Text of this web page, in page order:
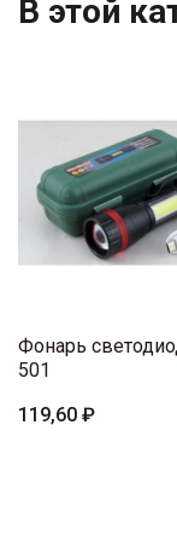
В этой
Фонарь
501
119,60 ₽